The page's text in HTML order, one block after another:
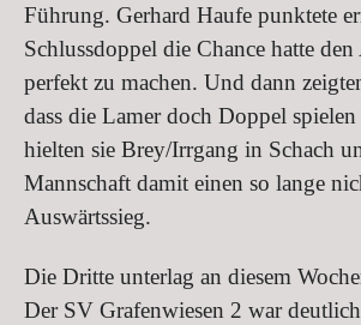
Führung. Gerhard Haufe punktete
Schlussdoppel die Chance hatte den
perfekt zu machen. Und dann
dass die Lamer doch Doppel
hielten sie Brey/Irrgang in Schach
Mannschaft damit einen so lange
Auswärtssieg.
Die Dritte unterlag an diesem
Der SV Grafenwiesen 2 war